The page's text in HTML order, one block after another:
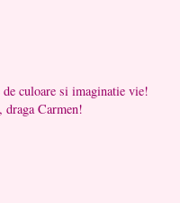
culoare si imaginatie vie!
draga Carmen!